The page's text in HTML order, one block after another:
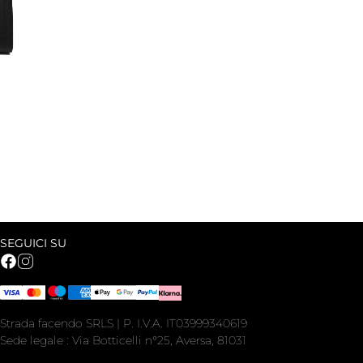
SEGUICI SU
Strada facendo SRLS | P. I.V.A. IT03999340619
Sede legale : Via Botticelli n°25, Aversa, 81031